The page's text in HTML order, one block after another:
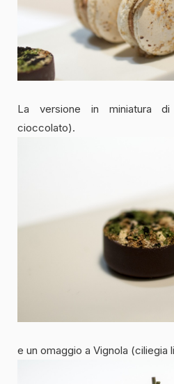
La versione in miniatura
cioccolato).
e un omaggio a Vignola (ciliegia